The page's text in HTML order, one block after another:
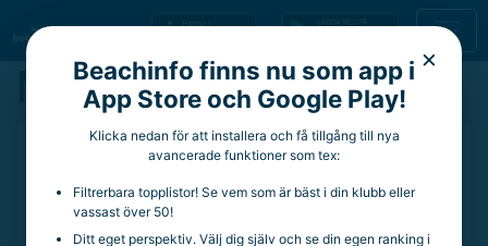
×
Beachinfo finns nu som app i
App Store och Google Play!
Klicka nedan för att installera och få tillgång till nya
avancerade funktioner som tex:
Filtrerbara topplistor! Se vem som är bäst i din klubb eller
vassast över 50!
Ditt eget perspektiv. Välj dig själv och se din egen ranking i
Marcus Wreber
Aktuella rankingpoäng:
Totala rankingpoäng:123